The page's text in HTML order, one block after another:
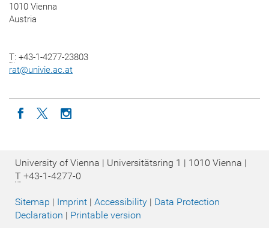
1010 Vienna
Austria
T: +43-1-4277-23803
rat@univie.ac.at
Icon facebook
Icon twitter
Icon instagram
University of Vienna | Universitätsring 1 | 1010 Vienna |
T +43-1-4277-0
Sitemap | Imprint | Accessibility | Data Protection
Declaration | Printable version